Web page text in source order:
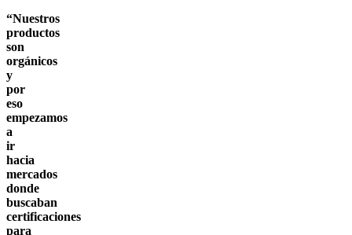
“Nuestros
productos
son
orgánicos
y
por
eso
empezamos
a
ir
hacia
mercados
donde
buscaban
certificaciones
para